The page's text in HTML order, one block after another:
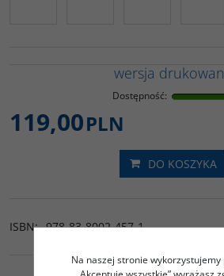
wersja
Dostępność:
119,00PLN
DO KOSZYKA
ISBN: 978-83-8002-457-1
Na naszej stronie wykorzystujemy